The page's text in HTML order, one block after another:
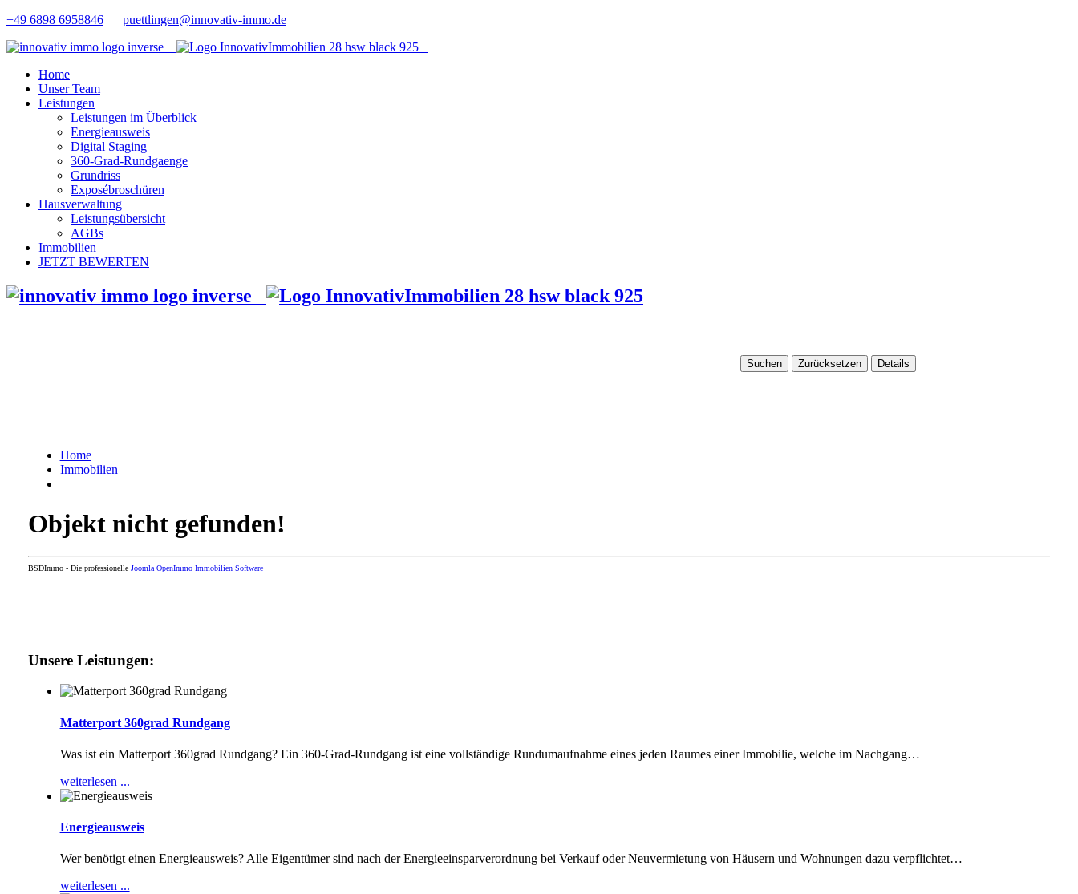
+49 6898 6958846 puettlingen@innovativ-immo.de
Home
Unser Team
Leistungen
Leistungen im Überblick
Energieausweis
Digital Staging
360-Grad-Rundgaenge
Grundriss
Exposébroschüren
Hausverwaltung
Leistungsübersicht
AGBs
Immobilien
JETZT BEWERTEN
Suchen Zurücksetzen Details
Home
Immobilien
Objekt nicht gefunden!
BSDImmo - Die professionelle Joomla OpenImmo Immobilien Software
Unsere Leistungen:
Matterport 360grad Rundgang
Was ist ein Matterport 360grad Rundgang? Ein 360-Grad-Rundgang ist eine vollständige Rundumaufnahme eines jeden Raumes einer Immobilie, welche im Nachgang…
weiterlesen ...
Energieausweis
Wer benötigt einen Energieausweis? Alle Eigentümer sind nach der Energieeinsparverordnung bei Verkauf oder Neuvermietung von Häusern und Wohnungen dazu verpflichtet…
weiterlesen ...